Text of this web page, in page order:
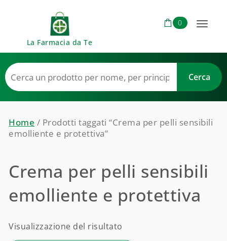
La Farmacia da Te
0
Toggle
Home / Prodotti taggati “Crema per pelli sensibili
emolliente e protettiva”
Crema per pelli sensibili
emolliente e protettiva
Visualizzazione del risultato